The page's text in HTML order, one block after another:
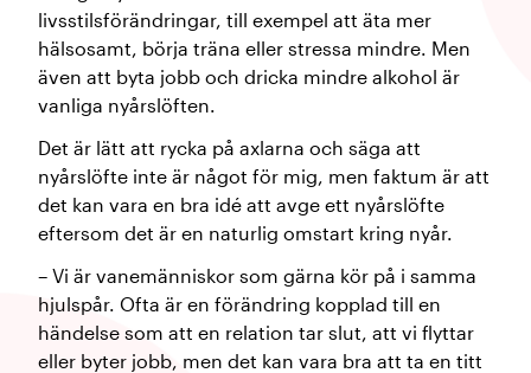
livsstilsförändringar, till exempel att äta mer
hälsosamt, börja träna eller stressa mindre. Men
även att byta jobb och dricka mindre alkohol är
vanliga nyårslöften.
Det är lätt att rycka på axlarna och säga att
nyårslöfte inte är något för mig, men faktum är att
det kan vara en bra idé att avge ett nyårslöfte
eftersom det är en naturlig omstart kring nyår.
– Vi är vanemänniskor som gärna kör på i samma
hjulspår. Ofta är en förändring kopplad till en
händelse som att en relation tar slut, att vi flyttar
eller byter jobb, men det kan vara bra att ta en titt